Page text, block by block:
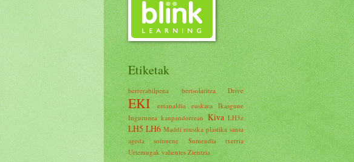
Etiketak
berrerabilpena bertsolaritza Drive
EKI emanaldia euskara Ikasgune
Ingurunea kanpandorrean Kiva LH3z
LH5 LH6 Maddi musika plastika santa
ageda
soinuene Sumendia
txerria
Urtemugak valientes Zientzia